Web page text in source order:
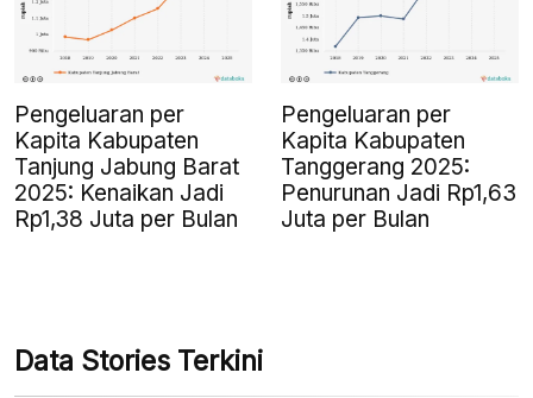
Pengeluaran per
Kapita Kabupaten
Tanjung Jabung Barat
2025: Kenaikan Jadi
Rp1,38 Juta per Bulan
Pengeluaran per
Kapita Kabupaten
Tanggerang 2025:
Penurunan Jadi Rp1,63
Juta per Bulan
Data Stories Terkini